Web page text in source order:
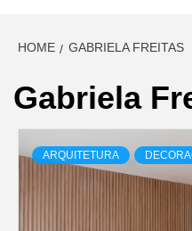
HOME GABRIELA FREITAS
Gabriela
ARQUITETURA